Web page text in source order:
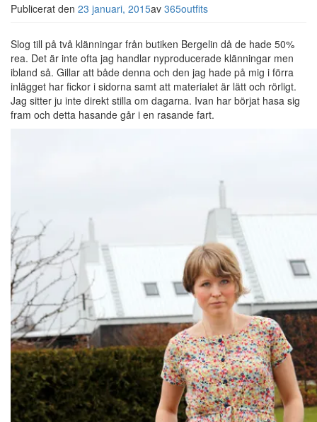
Publicerat den 23 januari, 2015av 365outfits
Slog till på två klänningar från butiken Bergelin då de hade 50%
rea. Det är inte ofta jag handlar nyproducerade klänningar men
ibland så. Gillar att både denna och den jag hade på mig i förra
inlägget har fickor i sidorna samt att materialet är lätt och rörligt.
Jag sitter ju inte direkt stilla om dagarna. Ivan har börjat hasa sig
fram och detta hasande går i en rasande fart.